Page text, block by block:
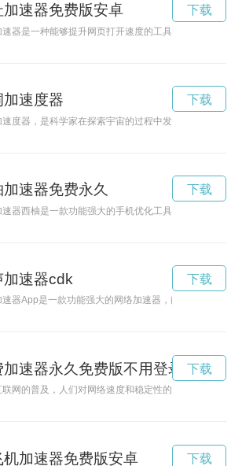
加速器免费版安卓
速器是一种能够提升网页打开速度的工具，可以帮助用
下载
加速度器
速度器，是科学家在探索宇宙的过程中发现的一种神秘
下载
速器免费永久
速器西柚是一款功能强大的手机优化工具，能够帮助用
下载
加速器cdk
速器App是一款功能强大的网络加速器，能够帮助用户
下载
加速器永久免费版不用登录
联网的普及，人们对网络速度和稳定性的要求越来越高
下载
机加速器免费版安卓 下载